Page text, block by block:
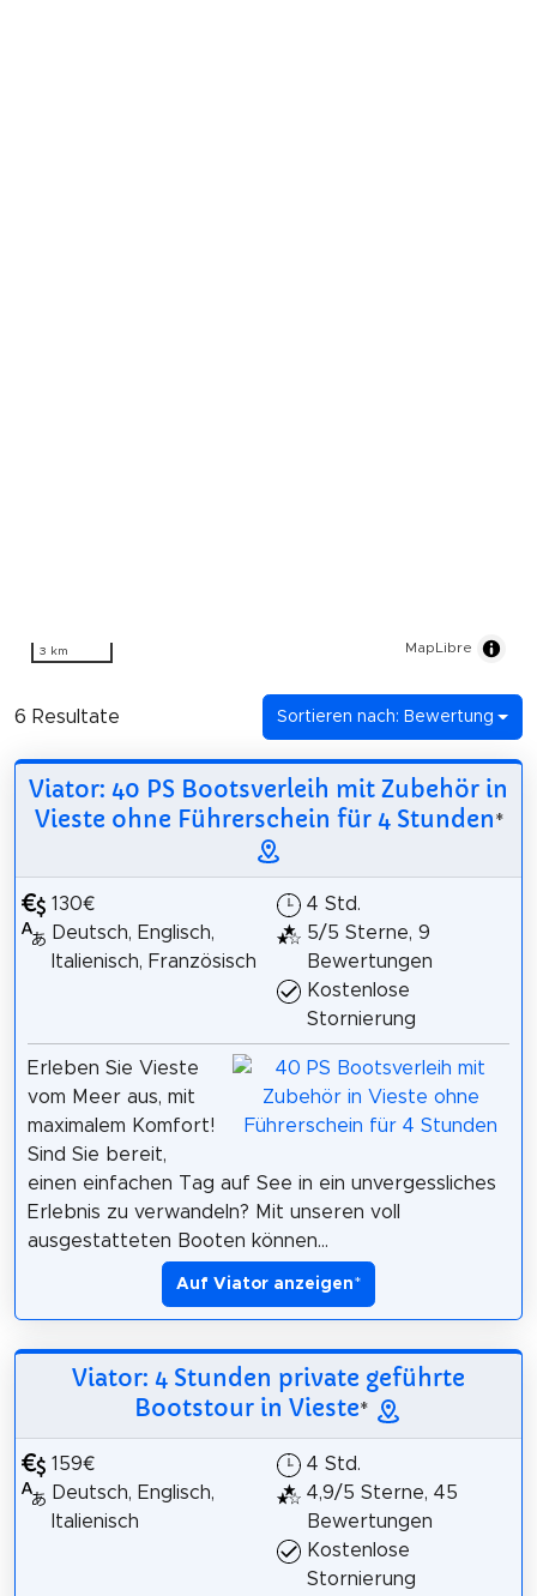
3 km MapLibre
6 Resultate Sortieren nach: Bewertung
Viator: 40 PS Bootsverleih mit Zubehör in
Vieste ohne Führerschein für 4 Stunden*
130€
Deutsch, Englisch,
Italienisch, Französisch
4 Std.
5/5 Sterne, 9
Bewertungen
Kostenlose
Stornierung
Erleben Sie Vieste
vom Meer aus, mit
maximalem Komfort!
Sind Sie bereit,
einen einfachen Tag auf See in ein unvergessliches
Erlebnis zu verwandeln? Mit unseren voll
ausgestatteten Booten können...
Auf Viator anzeigen*
Viator: 4 Stunden private geführte
Bootstour in Vieste*
159€
Deutsch, Englisch,
Italienisch
4 Std.
4,9/5 Sterne, 45
Bewertungen
Kostenlose
Stornierung